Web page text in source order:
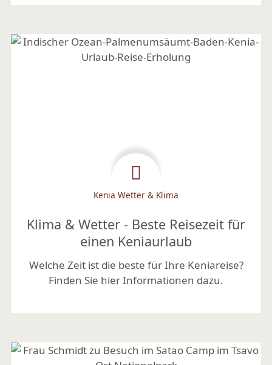
Kenia Wetter & Klima
Klima & Wetter - Beste Reisezeit für
einen Keniaurlaub
Welche Zeit ist die beste für Ihre Keniareise?
Finden Sie hier Informationen dazu.